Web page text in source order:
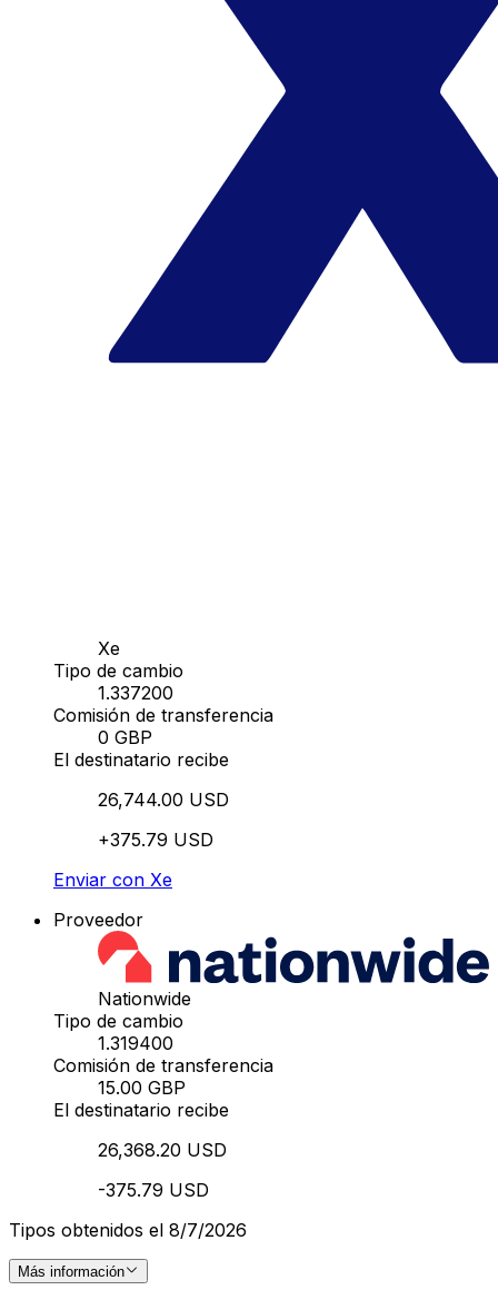
Xe
Tipo de cambio
1.337200
Comisión de transferencia
0 GBP
El destinatario recibe
26,744.00 USD
+375.79 USD
Enviar con Xe
Proveedor
Nationwide
Tipo de cambio
1.319400
Comisión de transferencia
15.00 GBP
El destinatario recibe
26,368.20 USD
-375.79 USD
Tipos obtenidos el 8/7/2026
Más información